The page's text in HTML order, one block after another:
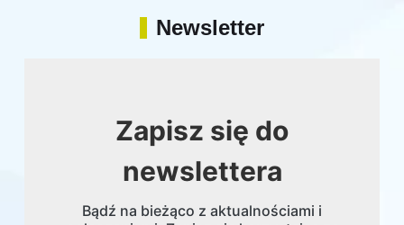
Newsletter
Zapisz się do
newslettera
Bądź na bieżąco z aktualnościami i